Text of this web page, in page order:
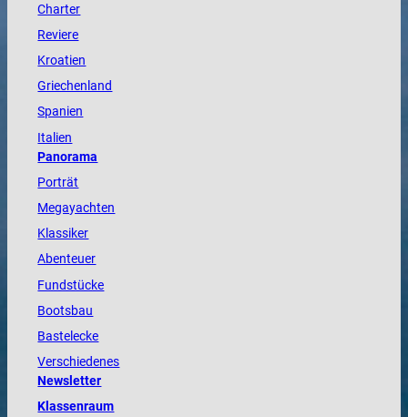
Charter
Reviere
Kroatien
Griechenland
Spanien
Italien
Panorama
Porträt
Megayachten
Klassiker
Abenteuer
Fundstücke
Bootsbau
Bastelecke
Verschiedenes
Newsletter
Klassenraum